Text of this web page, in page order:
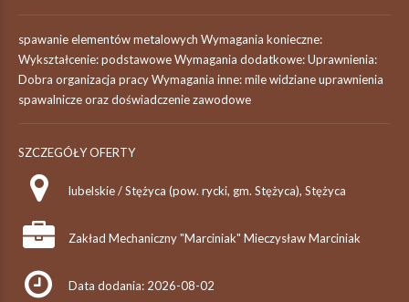
spawanie elementów metalowych Wymagania konieczne:
Wykształcenie: podstawowe Wymagania dodatkowe: Uprawnienia:
Dobra organizacja pracy Wymagania inne: mile widziane uprawnienia
spawalnicze oraz doświadczenie zawodowe
SZCZEGÓŁY OFERTY
lubelskie / Stężyca (pow. rycki, gm. Stężyca), Stężyca
Zakład Mechaniczny "Marciniak" Mieczysław Marciniak
Data dodania: 2026-08-02